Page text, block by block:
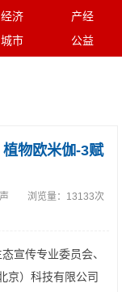
经济
产经
城市 公益
物欧米伽-3赋
浏览量： 13133次
宣传专业委员会、
京）科技有限公司